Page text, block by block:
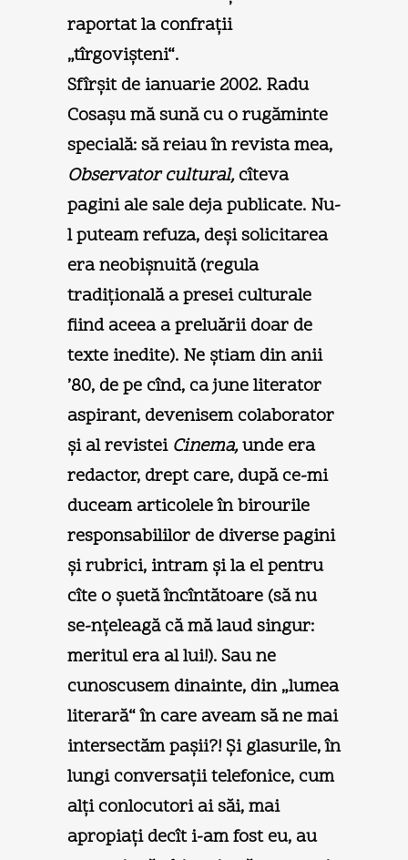
raportat la confraţii
„tîrgovişteni“.
Sfîrşit de ianuarie 2002. Radu
Cosaşu mă sună cu o rugăminte
specială: să reiau în revista mea,
Observator cultural,cîteva
pagini ale sale deja publicate. Nu-
l puteam refuza, deşi solicitarea
era neobişnuită (regula
tradiţională a presei culturale
fiind aceea a preluării doar de
texte inedite). Ne ştiam din anii
’80, de pe cînd, ca june literator
aspirant, devenisem colaborator
şi al revistei Cinema,unde era
redactor, drept care, după ce-mi
duceam articolele în birourile
responsabililor de diverse pagini
şi rubrici, intram şi la el pentru
cîte o şuetă încîntătoare (să nu
se-nţeleagă că mă laud singur:
meritul era al lui!). Sau ne
cunoscusem dinainte, din „lumea
literară“ în care aveam să ne mai
intersectăm paşii?! Şi glasurile, în
lungi conversaţii telefonice, cum
alţi conlocutori ai săi, mai
apropiaţi decît i-am fost eu, au